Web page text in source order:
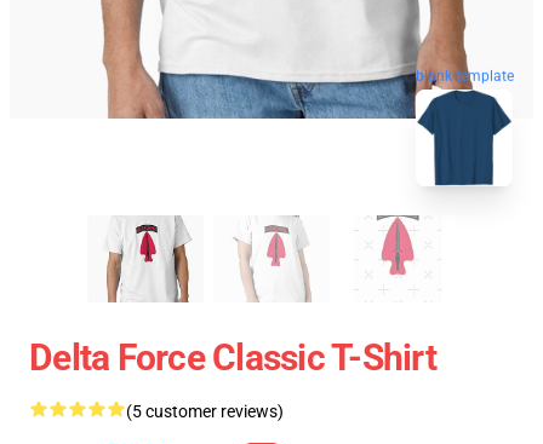
blank template
Delta Force Classic T-Shirt
(5 customer reviews)